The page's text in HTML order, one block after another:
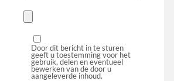
Door dit bericht in te sturen
geeft u toestemming voor het
gebruik, delen en eventueel
bewerken van de door u
aangeleverde inhoud.